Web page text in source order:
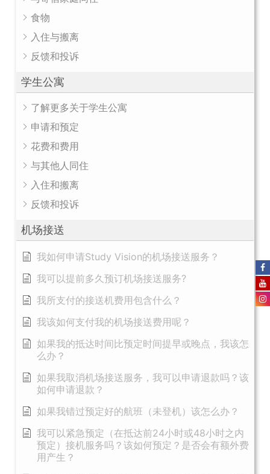
食物
入住与搬离
反馈和投诉
学生公寓
了解更多关于学生公寓
申请和预定
花费和费用
与其他人同住
入住和搬离
反馈和投诉
机场接送
我如何申请Study Vision的机场接送服务？
我可以提前多久预订机场接送服务?
我所支付的接送机费用包含什么？
我该如何支付我的机场接送费用呢？
如果我的抵达时间比预定时间提早或晚点，我该怎
么办？
如果我取消机场接送服务，我可以申请退款吗？该
如何申请退款？
如果我错过预定好的航班（未登机）该怎么办？
我可以紧急预定（在抵达前24小时或48小时之内
预定）接机服务吗？该如何预定？是否会有额外费
用产生？